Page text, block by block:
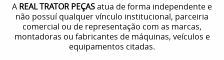
A REAL TRATOR PEÇASatua de forma independente e
não possuí qualquer vínculo institucional, parceiria
comercial ou de representação com as marcas,
montadoras ou fabricantes de máquinas, veículos e
equipamentos citadas.